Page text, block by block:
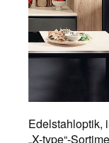
Edelstahloptik,
„X-type“-